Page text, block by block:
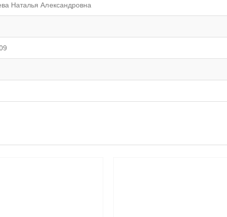
Наталья Александровна